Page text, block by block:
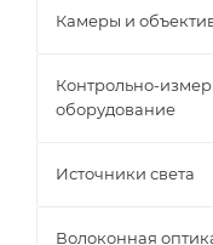
Камеры и
Контрольно-
оборудование
Источники света
Волоконная